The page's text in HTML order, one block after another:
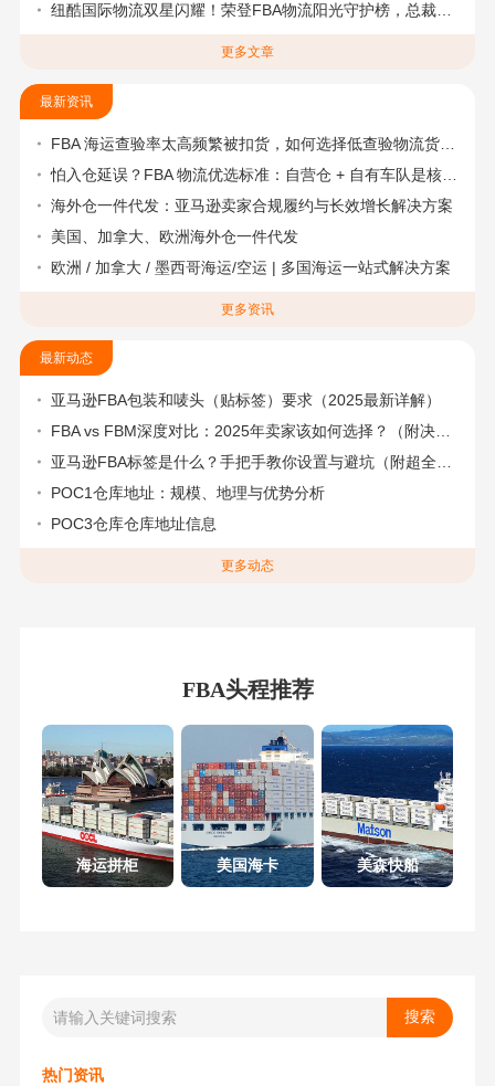
纽酷国际物流双星闪耀！荣登FBA物流阳光守护榜，总裁彭祖花摘得跨境物流“大航海家”桂冠
更多文章
最新资讯
FBA 海运查验率太高频繁被扣货，如何选择低查验物流货代？
怕入仓延误？FBA 物流优选标准：自营仓 + 自有车队是核心硬指标
海外仓一件代发：亚马逊卖家合规履约与长效增长解决方案
美国、加拿大、欧洲海外仓一件代发
欧洲 / 加拿大 / 墨西哥海运/空运 | 多国海运一站式解决方案
更多资讯
最新动态
亚马逊FBA包装和唛头（贴标签）要求（2025最新详解）
FBA vs FBM深度对比：2025年卖家该如何选择？（附决策流程图）
亚马逊FBA标签是什么？手把手教你设置与避坑（附超全指南）
POC1仓库地址：规模、地理与优势分析
POC3仓库仓库地址信息
更多动态
FBA头程推荐
海运拼柜 美国海卡 美森快船
热门资讯